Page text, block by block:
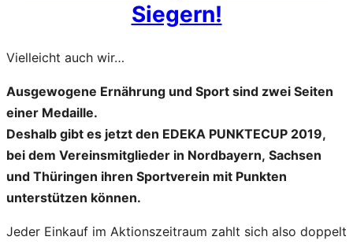
Siegern!
Vielleicht auch wir…
Ausgewogene Ernährung und Sport sind zwei Seiten
einer Medaille.
Deshalb gibt es jetzt den EDEKA PUNKTECUP 2019,
bei dem Vereinsmitglieder in Nordbayern, Sachsen
und Thüringen ihren Sportverein mit Punkten
unterstützen können.
Jeder Einkauf im Aktionszeitraum zahlt sich also doppelt